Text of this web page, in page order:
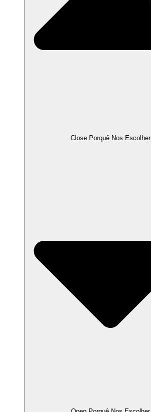
Close Porquê Nos Escolher